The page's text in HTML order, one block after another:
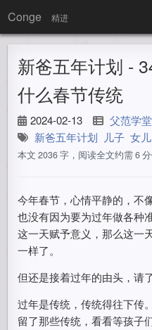
Conge 精进
新爸五年计划 -
什么春节传统
2024-02-13
父范学堂
新爸五年计划
儿子 女儿
本文 2036 字，阅读全文约需 6
今年春节，心情平静的，不
也没有因为要为过年做各种
这一天赋予意义，那么这一
一样了。
但还是接着过年的由头，请
过年是传统，传统得往下传
留了那些传统，看看等孩子